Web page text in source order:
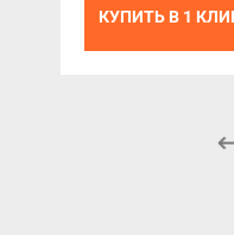
КУПИТЬ В 1